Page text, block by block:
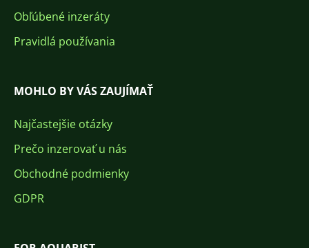
Obľúbené inzeráty
Pravidlá používania
MOHLO BY VÁS ZAUJÍMAŤ
Najčastejšie otázky
Prečo inzerovať u nás
Obchodné podmienky
GDPR